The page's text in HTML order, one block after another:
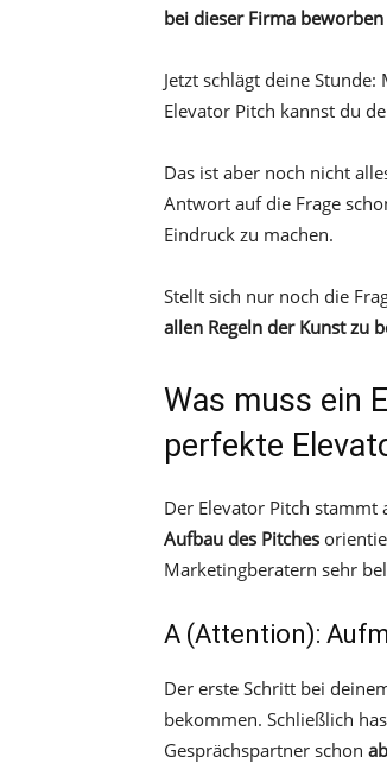
bei dieser Firma
Jetzt schlägt deine
Elevator Pitch kannst du
Das ist aber noch nicht
Antwort auf die Frage
Eindruck zu machen.
Stellt sich nur noch die
allen Regeln der Kunst zu
Was muss ein
perfekte
Der Elevator Pitch
Aufbau des Pitches
Marketingberatern sehr
A (Attention):
Der erste Schritt bei
bekommen. Schließlich
Gesprächspartner schon